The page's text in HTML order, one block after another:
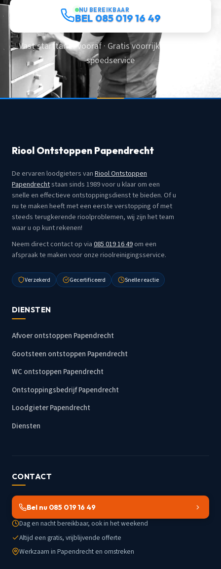
NU BEREIKBAAR
BEL 085 019 16 49
Vast starttarief vooraf · Gratis voorrijkosten · 24/7
spoedservice
Riool Ontstoppen Papendrecht
De ervaren loodgieters vanRiool Ontstoppen
Papendrechtstaan sinds 1989 voor u klaar om een
snelle en effectieve ontstoppingsdienst te bieden. Of u
nu te maken heeft met een eerste verstopping of met
steeds terugkerende rioolproblemen, wij zijn het team
waar u op kunt rekenen!
Neem direct contact op via085 019 16 49om een
afspraak te maken voor onze rioolreinigingsservice.
Verzekerd Gecertificeerd Snelle reactie
DIENSTEN
Afvoer ontstoppen Papendrecht
Gootsteen ontstoppen Papendrecht
WC ontstoppen Papendrecht
Ontstoppingsbedrijf Papendrecht
Loodgieter Papendrecht
Diensten
CONTACT
Bel nu 085 019 16 49
Dag en nacht bereikbaar, ook in het weekend
Altijd een gratis, vrijblijvende offerte
Werkzaam in Papendrecht en omstreken